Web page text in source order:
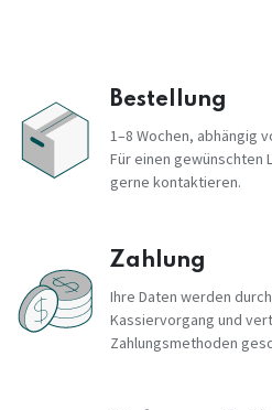
Bestellung
1–8 Wochen, abhängig
Für einen gewünschten
gerne kontaktieren.
Zahlung
Ihre Daten werden
Kassiervorgang und
Zahlungsmethoden